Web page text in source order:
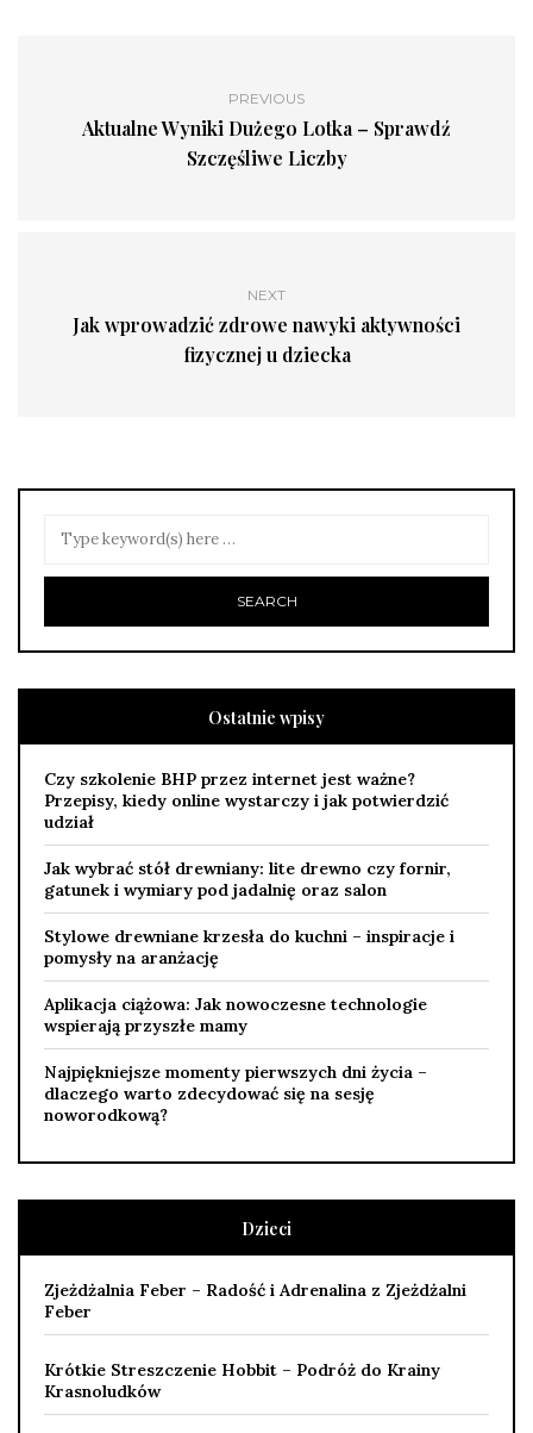
PREVIOUS
Aktualne Wyniki Dużego Lotka – Sprawdź
Szczęśliwe Liczby
NEXT
Jak wprowadzić zdrowe nawyki aktywności
fizycznej u dziecka
Ostatnie wpisy
Czy szkolenie BHP przez internet jest ważne?
Przepisy, kiedy online wystarczy i jak potwierdzić
udział
Jak wybrać stół drewniany: lite drewno czy fornir,
gatunek i wymiary pod jadalnię oraz salon
Stylowe drewniane krzesła do kuchni – inspiracje i
pomysły na aranżację
Aplikacja ciążowa: Jak nowoczesne technologie
wspierają przyszłe mamy
Najpiękniejsze momenty pierwszych dni życia –
dlaczego warto zdecydować się na sesję
noworodkową?
Dzieci
Zjeżdżalnia Feber – Radość i Adrenalina z Zjeżdżalni
Feber
Krótkie Streszczenie Hobbit – Podróż do Krainy
Krasnoludków